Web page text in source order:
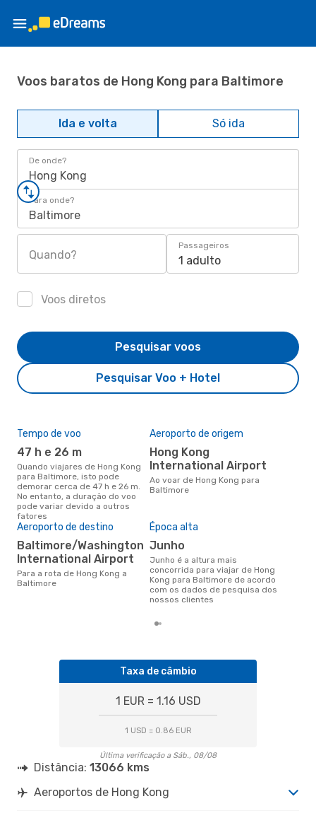
Voos baratos de Hong Kong para Baltimore
Ida e volta Só ida
De onde?
Hong Kong
Para onde?
Baltimore
Quando?
Passageiros
1 adulto
Voos diretos
Pesquisar Voo + Hotel
Pesquisar voos
Tempo de voo
47 h e 26 m
Quando viajares de Hong Kong
para Baltimore, isto pode
demorar cerca de 47 h e 26 m.
No entanto, a duração do voo
pode variar devido a outros
fatores
Aeroporto de origem
Hong Kong
International Airport
Ao voar de Hong Kong para
Baltimore
Aeroporto de destino
Baltimore/Washington
International Airport
Para a rota de Hong Kong a
Baltimore
Época alta
junho
junho é a altura mais
concorrida para viajar de Hong
Kong para Baltimore de acordo
com os dados de pesquisa dos
nossos clientes
Taxa de câmbio
1 EUR = 1.16 USD
1 USD = 0.86 EUR
Última verificação a Sáb., 08/08
Distância: 13066 kms
Aeroportos de Hong Kong